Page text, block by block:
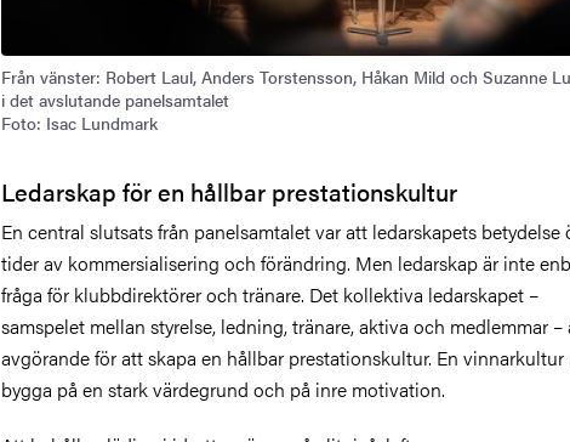
Från vänster: Robert Laul, Anders Torstensson, Håkan Mild och Suzanne
i det avslutande panelsamtalet
Foto: Isac Lundmark
Ledarskap för en hållbar prestationskultur
En central slutsats från panelsamtalet var att ledarskapets betydelse
tider av kommersialisering och förändring. Men ledarskap är inte
fråga för klubbdirektörer och tränare. Det kollektiva ledarskapet –
samspelet mellan styrelse, ledning, tränare, aktiva och medlemmar –
avgörande för att skapa en hållbar prestationskultur. En vinnarkultur
bygga på en stark värdegrund och på inre motivation.